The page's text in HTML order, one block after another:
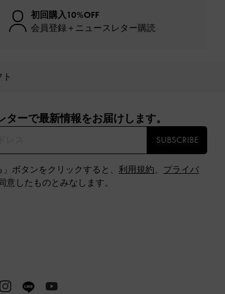
初回購入10%OFF
会員登録＋ニュースレター購読
ターで最新情報をお届けします。​
SUBSCRIBE
ボタンをクリックすると、 利用規約、 プライバ
意したものとみなします。